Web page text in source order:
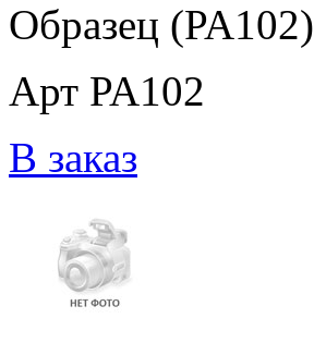
Образец (PA102)
Арт PA102
В заказ